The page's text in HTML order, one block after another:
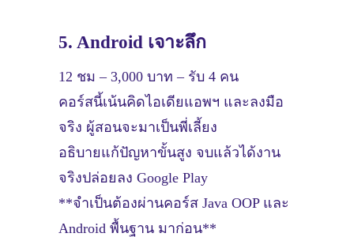
5. Android เจาะลึก
12 ชม – 3,000 บาท – รับ 4 คน
คอร์สนี้เน้นคิดไอเดียแอพฯ และลงมือ
จริง ผู้สอนจะมาเป็นพี่เลี้ยง
อธิบายแก้ปัญหาขั้นสูง จบแล้วได้งาน
จริงปล่อยลง Google Play
**จำเป็นต้องผ่านคอร์ส Java OOP และ
Android พื้นฐาน มาก่อน**